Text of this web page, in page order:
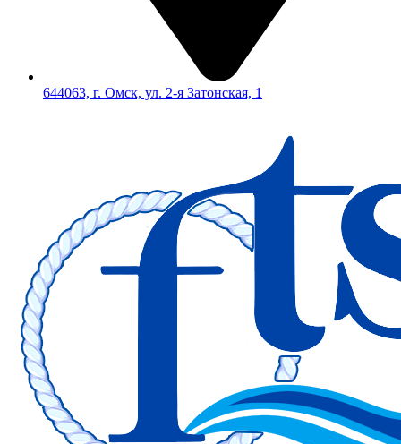
644063, г. Омск, ул. 2-я Затонская, 1